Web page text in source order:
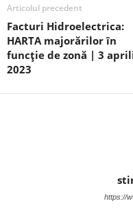
Articolul precedent
Facturi Hidroelectrica:
HARTA majorărilor în
funcție de zonă | 3
2023
https://